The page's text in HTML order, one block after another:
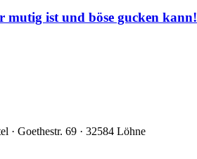
mutig ist und böse gucken kann!
· Goethestr. 69 · 32584 Löhne